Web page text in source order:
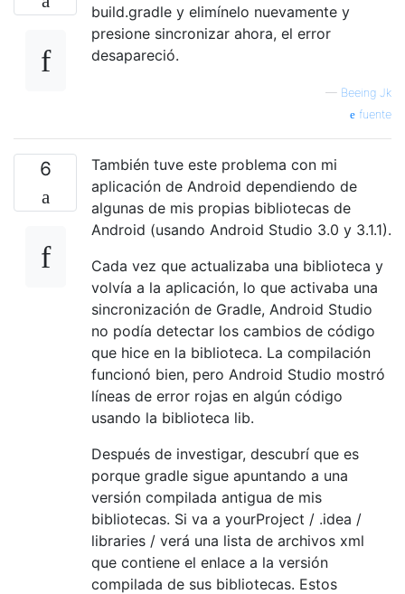
build.gradle y elimínelo nuevamente y
presione sincronizar ahora, el error
desapareció.
— Beeing Jk
fuente
6
También tuve este problema con mi
aplicación de Android dependiendo de
algunas de mis propias bibliotecas de
Android (usando Android Studio 3.0 y 3.1.1).
Cada vez que actualizaba una biblioteca y
volvía a la aplicación, lo que activaba una
sincronización de Gradle, Android Studio
no podía detectar los cambios de código
que hice en la biblioteca. La compilación
funcionó bien, pero Android Studio mostró
líneas de error rojas en algún código
usando la biblioteca lib.
Después de investigar, descubrí que es
porque gradle sigue apuntando a una
versión compilada antigua de mis
bibliotecas. Si va a yourProject / .idea /
libraries / verá una lista de archivos xml
que contiene el enlace a la versión
compilada de sus bibliotecas. Estos